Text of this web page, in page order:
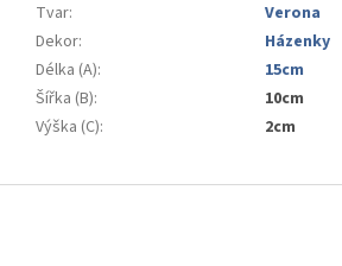
Tvar:
Verona
Dekor:
Házenky
Délka (A):
15cm
Šířka (B):
10cm
Výška (C): 2cm